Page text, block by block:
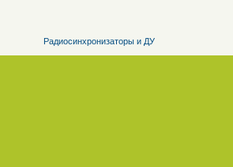
Радиосинхронизаторы и ДУ